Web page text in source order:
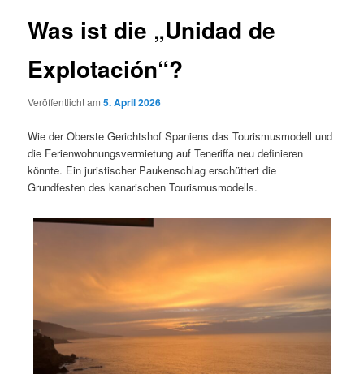
Was ist die „Unidad de
Explotación“?
Veröffentlicht am5. April 2026
Wie der Oberste Gerichtshof Spaniens das Tourismusmodell und
die Ferienwohnungsvermietung auf Teneriffa neu definieren
könnte. Ein juristischer Paukenschlag erschüttert die
Grundfesten des kanarischen Tourismusmodells.